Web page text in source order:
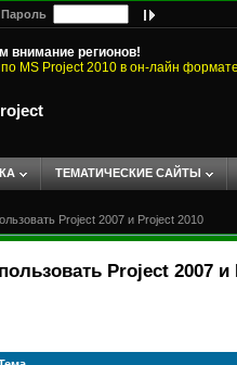
внимание регионов!
MS Project 2010 в он-лайн
ТЕМАТИЧЕСКИЕ САЙТЫ
Project 2007 и Project 2010
Project 2007 и